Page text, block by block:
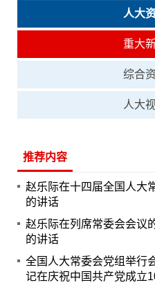
人大
重大
综合
人大
推荐内容
赵乐际在十四届全国人大
的讲话
赵乐际在列席常委会会议
的讲话
全国人大常委会党组举行
记在庆祝中国共产党成立